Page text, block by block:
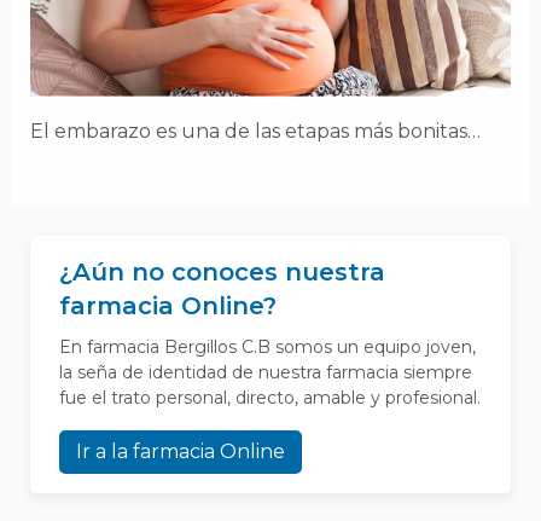
El embarazo es una de las etapas más bonitas…
¿Aún no conoces nuestra
farmacia Online?
En farmacia Bergillos C.B somos un equipo joven,
la seña de identidad de nuestra farmacia siempre
fue el trato personal, directo, amable y profesional.
Ir a la farmacia Online